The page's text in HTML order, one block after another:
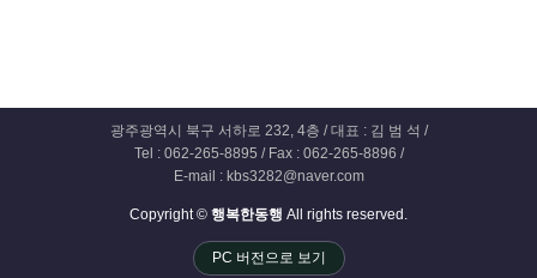
광주광역시 북구 서하로 232, 4층 / 대표 : 김 범 석 /
Tel : 062-265-8895 / Fax : 062-265-8896 /
E-mail : kbs3282@naver.com
Copyright © 행복한동행 All rights reserved.
PC 버전으로 보기